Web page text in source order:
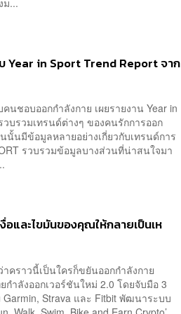
Year in Sport Trend Report จาก
ชอบออกกำลังกาย เผยรายงาน Year in
บรวมเทรนด์ต่างๆ ของคนรักการออก
นมีข้อมูลหลายอย่างเกี่ยวกับเทรนด์การ
รวบรวมข้อมูลบางส่วนที่น่าสนใจมา
และไขมันของคุณให้กลายเป็นเห
คราวนี้เป็นใครก็ขยันออกกำลังกาย
ำลังออกเวอร์ชันใหม่ 2.0 โดยจับมือ 3
Strava และ Fitbit พัฒนาระบบ